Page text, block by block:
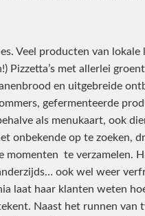
Veel producten van lokale
Pizzetta’s met allerlei
en uitgebreide
gefermenteerde
als menukaart, ook
onbekende op te zoeken,
momenten te verzamelen.
ook wel weer
laat haar klanten weten
Naast het runnen van